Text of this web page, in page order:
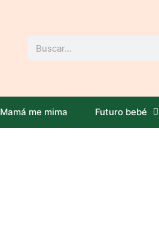
Mamá me mima Futuro bebé